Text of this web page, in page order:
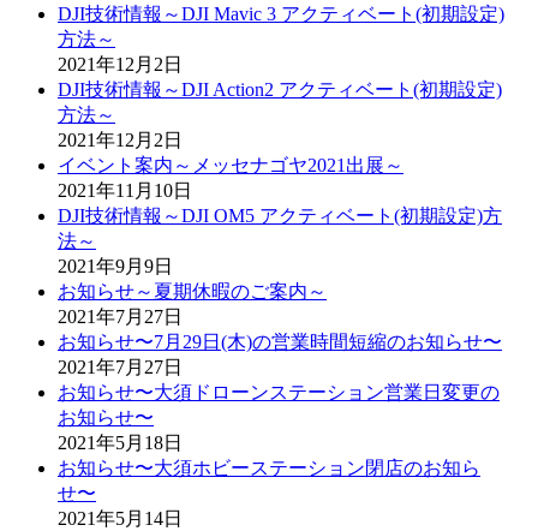
DJI技術情報～DJI Mavic 3 アクティベート(初期設定)
方法～
2021年12月2日
DJI技術情報～DJI Action2 アクティベート(初期設定)
方法～
2021年12月2日
イベント案内～メッセナゴヤ2021出展～
2021年11月10日
DJI技術情報～DJI OM5 アクティベート(初期設定)方
法～
2021年9月9日
お知らせ～夏期休暇のご案内～
2021年7月27日
お知らせ〜7月29日(木)の営業時間短縮のお知らせ〜
2021年7月27日
お知らせ〜大須ドローンステーション営業日変更の
お知らせ〜
2021年5月18日
お知らせ〜大須ホビーステーション閉店のお知ら
せ〜
2021年5月14日